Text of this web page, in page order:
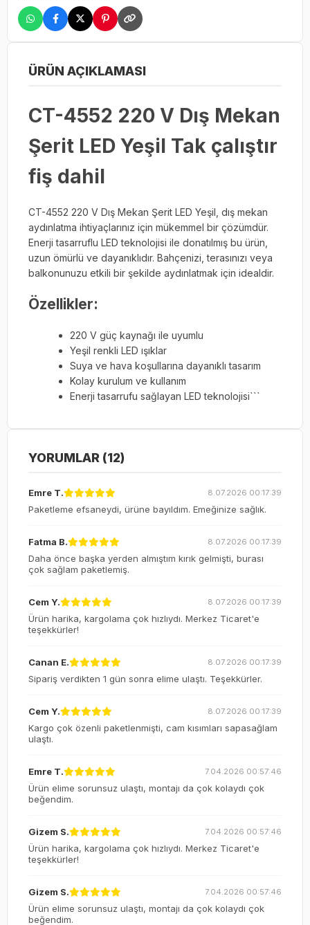
ÜRÜN AÇIKLAMASI
CT-4552 220 V Dış Mekan
Şerit LED Yeşil Tak çalıştır
fiş dahil
CT-4552 220 V Dış Mekan Şerit LED Yeşil, dış mekan
aydınlatma ihtiyaçlarınız için mükemmel bir çözümdür.
Enerji tasarruflu LED teknolojisi ile donatılmış bu ürün,
uzun ömürlü ve dayanıklıdır. Bahçenizi, terasınızı veya
balkonunuzu etkili bir şekilde aydınlatmak için idealdir.
Özellikler:
220 V güç kaynağı ile uyumlu
Yeşil renkli LED ışıklar
Suya ve hava koşullarına dayanıklı tasarım
Kolay kurulum ve kullanım
Enerji tasarrufu sağlayan LED teknolojisi```
YORUMLAR (12)
Emre T. 8.07.2026 00:17:39
Paketleme efsaneydi, ürüne bayıldım. Emeğinize sağlık.
Fatma B. 8.07.2026 00:17:39
Daha önce başka yerden almıştım kırık gelmişti, burası
çok sağlam paketlemiş.
Cem Y. 8.07.2026 00:17:39
Ürün harika, kargolama çok hızlıydı. Merkez Ticaret'e
teşekkürler!
Canan E. 8.07.2026 00:17:39
Sipariş verdikten 1 gün sonra elime ulaştı. Teşekkürler.
Cem Y. 8.07.2026 00:17:39
Kargo çok özenli paketlenmişti, cam kısımları sapasağlam
ulaştı.
Emre T. 7.04.2026 00:57:46
Ürün elime sorunsuz ulaştı, montajı da çok kolaydı çok
beğendim.
Gizem S. 7.04.2026 00:57:46
Ürün harika, kargolama çok hızlıydı. Merkez Ticaret'e
teşekkürler!
Gizem S. 7.04.2026 00:57:46
Ürün elime sorunsuz ulaştı, montajı da çok kolaydı çok
beğendim.